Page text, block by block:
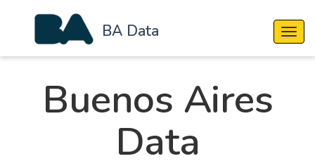
BA Data
Buenos Aires
Data